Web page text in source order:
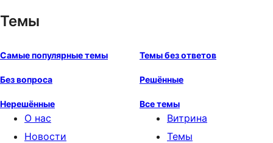
Темы
Самые популярные темы Темы без ответов
Без вопроса Решённые
Нерешённые Все темы
О нас
Новости
Витрина
Темы